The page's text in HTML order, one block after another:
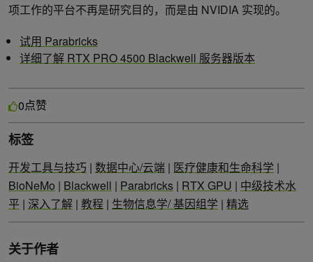
项工作的平台不再是研究目的，而是由 NVIDIA 实现的。
试用 Parabricks
详细了解 RTX PRO 4500 Blackwell 服务器版本
0点赞
标签
开发工具与技巧 | 数据中心/云端 | 医疗健康和生命科学 |
BioNeMo | Blackwell | Parabricks | RTX GPU | 中级技术水
平 | 深入了解 | 教程 | 生物信息学/ 基因组学 | 精选
关于作者